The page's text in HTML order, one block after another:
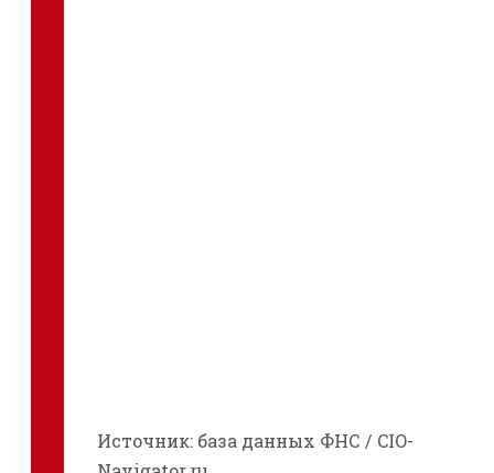
Источник: база данных ФНС / CIO-